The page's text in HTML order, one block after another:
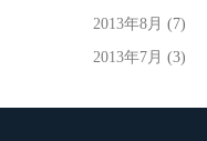
2013年8月 (7)
2013年7月 (3)